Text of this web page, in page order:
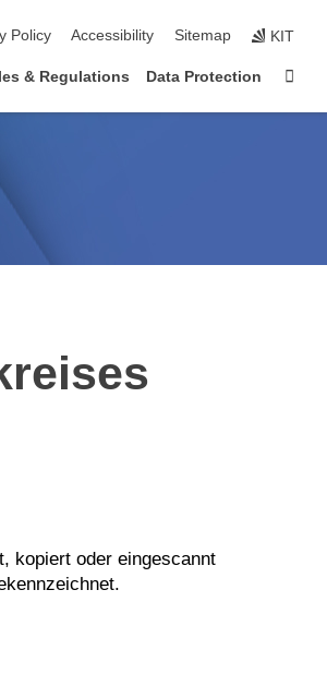
Policy Accessibility Sitemap KIT
& Regulations Data Protection
kopiert oder eingescannt